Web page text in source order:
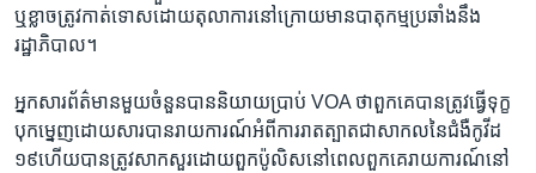
ឬ​ខ្លាច​ត្រូវ​កាត់​ទោស​ដោយ​តុលាការ​នៅ​ក្រោយ​មានបាតុកម្មប្រឆាំង​នឹង​
រដ្ឋាភិបាល។
អ្នក​សារព័ត៌មានមួយ​ចំនួនបាននិយាយ​ប្រាប់​ VOA ថា​ពួក​គេបានត្រូវធ្វើ​ទុក្ខ​
បុក​ម្នេញ​ដោយសារបាន​រាយការណ៍​អំពី​ការរាតត្បាត​ជា​សាកល​នៃ​ជំងឺ​កូវីដ​
១៩​ហើយ​បាន​ត្រូវ​សាក​សួរដោយ​ពួក​ប៉ូលិស​នៅ​ពេល​ពួក​គេ​រាយការណ៍​នៅ​